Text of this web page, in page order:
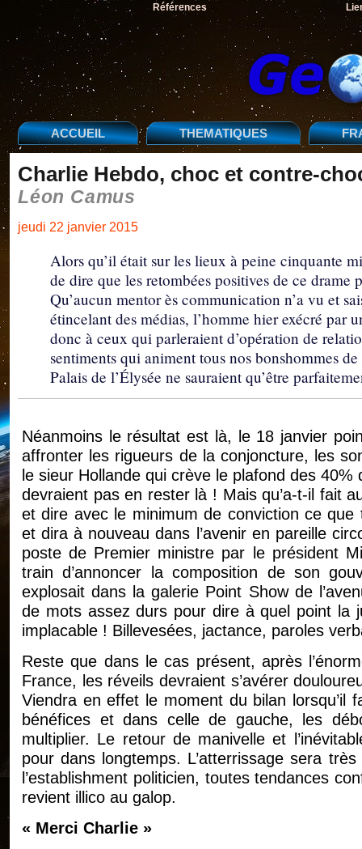
Références
ACCUEIL THEMATIQUES
Charlie Hebdo, choc et contre-
Léon Camus
jeudi 22 janvier 2015
Alors qu’il était sur les lieux à peine cinquante
de dire que les retombées positives de ce
Qu’aucun mentor ès communication n’a vu et
étincelant des médias, l’homme hier exécré par
donc à ceux qui parleraient d’opération de
sentiments qui animent tous nos bonshommes
Palais de l’Élysée ne sauraient qu’être
Néanmoins le résultat est là, le 18 janvier
affronter les rigueurs de la conjoncture, les
le sieur Hollande qui crève le plafond des 40%
devraient pas en rester là ! Mais qu’a-t-il fait
et dire avec le minimum de conviction ce
et dira à nouveau dans l’avenir en pareille
poste de Premier ministre par le président
train d’annoncer la composition de son
explosait dans la galerie Point Show de
de mots assez durs pour dire à quel point la
implacable ! Billevesées, jactance, paroles
Reste que dans le cas présent, après
France, les réveils devraient s’avérer
Viendra en effet le moment du bilan lorsqu’il
bénéfices et dans celle de gauche, les
multiplier. Le retour de manivelle et
pour dans longtemps. L’atterrissage sera
l’establishment politicien, toutes tendances
revient illico au galop.
« Merci Charlie »